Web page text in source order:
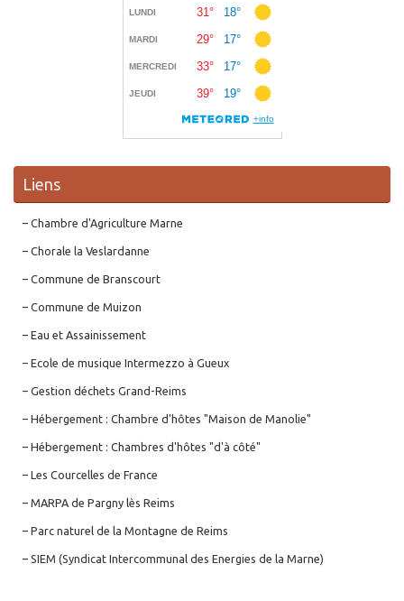
Liens
– Chambre d'Agriculture Marne
– Chorale la Veslardanne
– Commune de Branscourt
– Commune de Muizon
– Eau et Assainissement
– Ecole de musique Intermezzo à Gueux
– Gestion déchets Grand-Reims
– Hébergement : Chambre d'hôtes "Maison de Manolie"
– Hébergement : Chambres d'hôtes "d'à côté"
– Les Courcelles de France
– MARPA de Pargny lès Reims
– Parc naturel de la Montagne de Reims
– SIEM (Syndicat Intercommunal des Energies de la Marne)